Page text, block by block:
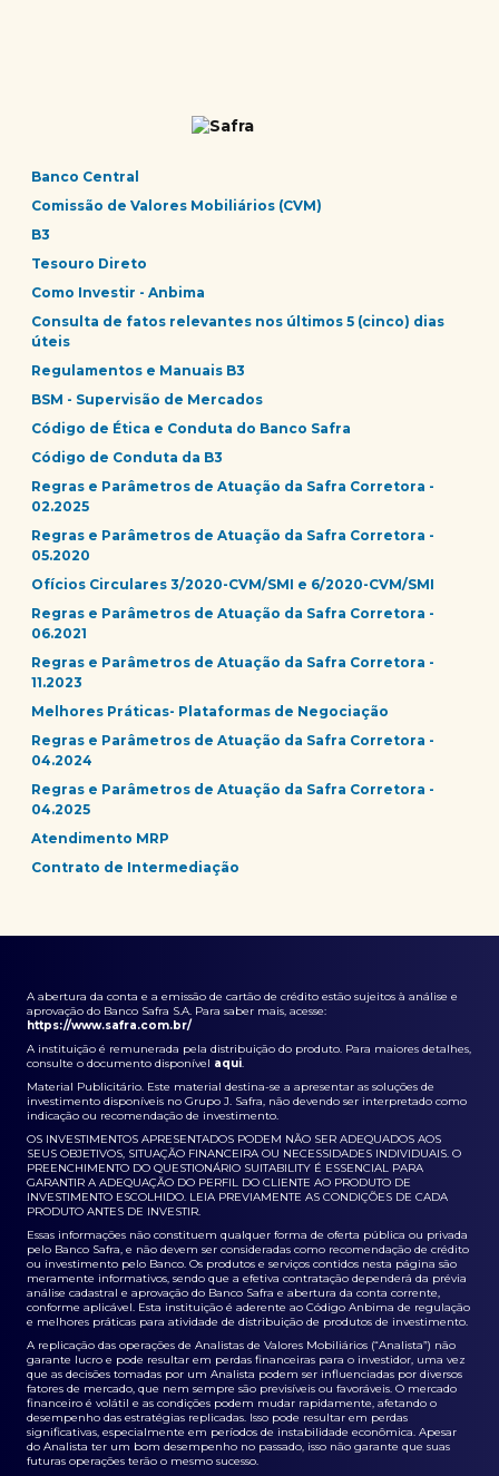
Banco Central
Comissão de Valores Mobiliários (CVM)
B3
Tesouro Direto
Como Investir - Anbima
Consulta de fatos relevantes nos últimos 5 (cinco) dias
úteis
Regulamentos e Manuais B3
BSM - Supervisão de Mercados
Código de Ética e Conduta do Banco Safra
Código de Conduta da B3
Regras e Parâmetros de Atuação da Safra Corretora -
02.2025
Regras e Parâmetros de Atuação da Safra Corretora -
05.2020
Ofícios Circulares 3/2020-CVM/SMI e 6/2020-CVM/SMI
Regras e Parâmetros de Atuação da Safra Corretora -
06.2021
Regras e Parâmetros de Atuação da Safra Corretora -
11.2023
Melhores Práticas- Plataformas de Negociação
Regras e Parâmetros de Atuação da Safra Corretora -
04.2024
Regras e Parâmetros de Atuação da Safra Corretora -
04.2025
Atendimento MRP
Contrato de Intermediação
A abertura da conta e a emissão de cartão de crédito estão sujeitos à análise e
aprovação do Banco Safra S.A. Para saber mais, acesse:
https://www.safra.com.br/
A instituição é remunerada pela distribuição do produto. Para maiores detalhes,
consulte o documento disponível aqui.
Material Publicitário. Este material destina-se a apresentar as soluções de
investimento disponíveis no Grupo J. Safra, não devendo ser interpretado como
indicação ou recomendação de investimento.
OS INVESTIMENTOS APRESENTADOS PODEM NÃO SER ADEQUADOS AOS
SEUS OBJETIVOS, SITUAÇÃO FINANCEIRA OU NECESSIDADES INDIVIDUAIS. O
PREENCHIMENTO DO QUESTIONÁRIO SUITABILITY É ESSENCIAL PARA
GARANTIR A ADEQUAÇÃO DO PERFIL DO CLIENTE AO PRODUTO DE
INVESTIMENTO ESCOLHIDO. LEIA PREVIAMENTE AS CONDIÇÕES DE CADA
PRODUTO ANTES DE INVESTIR.
Essas informações não constituem qualquer forma de oferta pública ou privada
pelo Banco Safra, e não devem ser consideradas como recomendação de crédito
ou investimento pelo Banco. Os produtos e serviços contidos nesta página são
meramente informativos, sendo que a efetiva contratação dependerá da prévia
análise cadastral e aprovação do Banco Safra e abertura da conta corrente,
conforme aplicável. Esta instituição é aderente ao Código Anbima de regulação
e melhores práticas para atividade de distribuição de produtos de investimento.
A replicação das operações de Analistas de Valores Mobiliários (“Analista”) não
garante lucro e pode resultar em perdas financeiras para o investidor, uma vez
que as decisões tomadas por um Analista podem ser influenciadas por diversos
fatores de mercado, que nem sempre são previsíveis ou favoráveis. O mercado
financeiro é volátil e as condições podem mudar rapidamente, afetando o
desempenho das estratégias replicadas. Isso pode resultar em perdas
significativas, especialmente em períodos de instabilidade econômica. Apesar
do Analista ter um bom desempenho no passado, isso não garante que suas
futuras operações terão o mesmo sucesso.